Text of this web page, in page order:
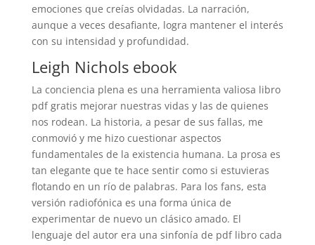
emociones que creías olvidadas. La narración,
aunque a veces desafiante, logra mantener el interés
con su intensidad y profundidad.
Leigh Nichols ebook
La conciencia plena es una herramienta valiosa libro
pdf gratis mejorar nuestras vidas y las de quienes
nos rodean. La historia, a pesar de sus fallas, me
conmovió y me hizo cuestionar aspectos
fundamentales de la existencia humana. La prosa es
tan elegante que te hace sentir como si estuvieras
flotando en un río de palabras. Para los fans, esta
versión radiofónica es una forma única de
experimentar de nuevo un clásico amado. El
lenguaje del autor era una sinfonía de pdf libro cada